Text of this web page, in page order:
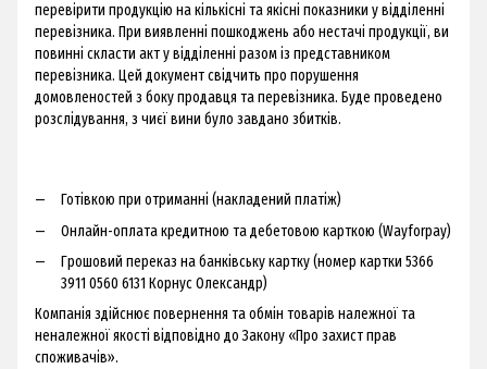
перевірити продукцію на кількісні та якісні показники у відділенні
перевізника. При виявленні пошкоджень або нестачі продукції, ви
повинні скласти акт у відділенні разом із представником
перевізника. Цей документ свідчить про порушення
домовленостей з боку продавця та перевізника. Буде проведено
розслідування, з чиєї вини було завдано збитків.
Готівкою при отриманні (накладений платіж)
Онлайн-оплата кредитною та дебетовою карткою (Wayforpay)
Грошовий переказ на банківську картку (номер картки 5366
3911 0560 6131 Корнус Олександр)
Компанія здійснює повернення та обмін товарів належної та
неналежної якості відповідно до Закону «Про захист прав
споживачів».